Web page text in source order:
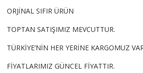
ORJİNAL SIFIR ÜRÜN
TOPTAN SATIŞIMIZ MEVCUTTUR.
TÜRKİYE’NİN HER YERİNE KARGOMUZ
FİYATLARIMIZ GÜNCEL FİYATTIR.